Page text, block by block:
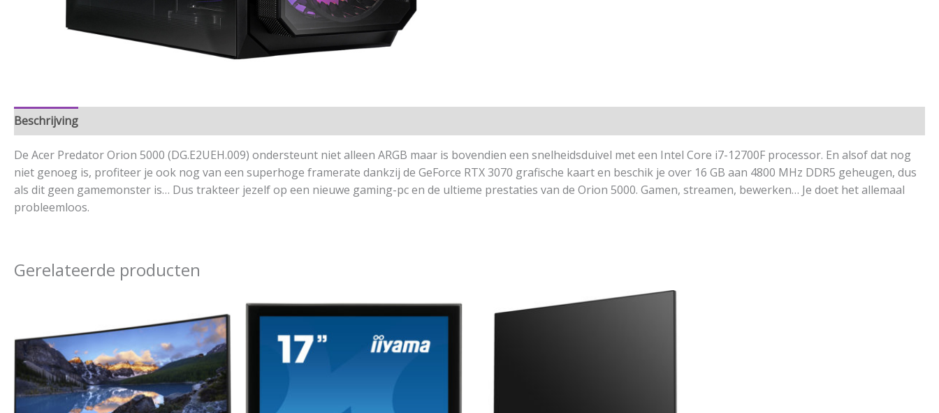
Beschrijving
De Acer Predator Orion 5000 (DG.E2UEH.009) ondersteunt niet alleen ARGB maar is bovendien een snelheidsduivel met een Intel Core i7-12700F processor. En alsof dat nog
niet genoeg is, profiteer je ook nog van een superhoge framerate dankzij de GeForce RTX 3070 grafische kaart en beschik je over 16 GB aan 4800 MHz DDR5 geheugen, dus
als dit geen gamemonster is… Dus trakteer jezelf op een nieuwe gaming-pc en de ultieme prestaties van de Orion 5000. Gamen, streamen, bewerken… Je doet het allemaal
probleemloos.
Gerelateerde producten